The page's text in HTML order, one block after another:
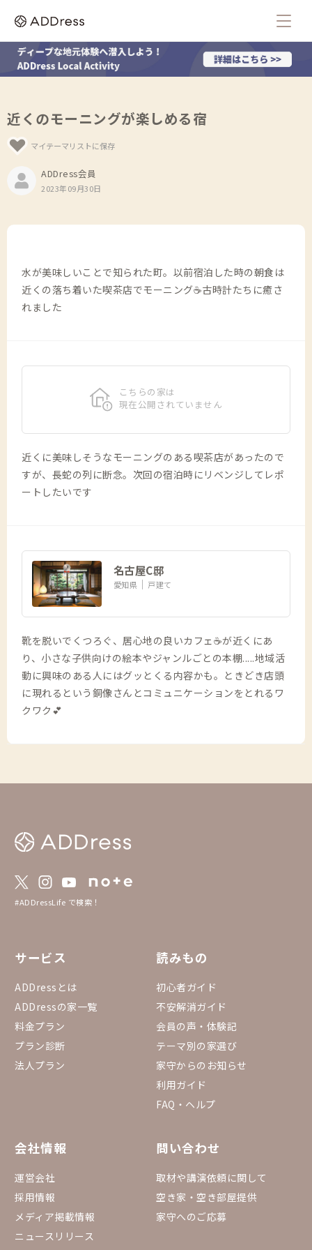
近くのモーニングが楽しめる宿
マイテーマリストに保存
ADDress会員
2023年09月30日
水が美味しいことで知られた町。以前宿泊した時の朝食は
近くの落ち着いた喫茶店でモーニング☕️古時計たちに癒さ
れました
こちらの家は
現在公開されていません
近くに美味しそうなモーニングのある喫茶店があったので
すが、長蛇の列に断念。次回の宿泊時にリベンジしてレポ
ートしたいです
名古屋C邸
愛知県 戸建て
靴を脱いでくつろぐ、居心地の良いカフェ☕️が近くにあ
り、小さな子供向けの絵本やジャンルごとの本棚.....地域活
動に興味のある人にはグッとくる内容かも。ときどき店頭
に現れるという銅像さんとコミュニケーションをとれるワ
クワク💕
#ADDressLife で検索！
サービス
ADDressとは
ADDressの家一覧
料金プラン
プラン診断
法人プラン
読みもの
初心者ガイド
不安解消ガイド
会員の声・体験記
テーマ別の家選び
家守からのお知らせ
利用ガイド
FAQ・ヘルプ
会社情報
運営会社
採用情報
メディア掲載情報
ニュースリリース
問い合わせ
取材や講演依頼に関して
空き家・空き部屋提供
家守へのご応募